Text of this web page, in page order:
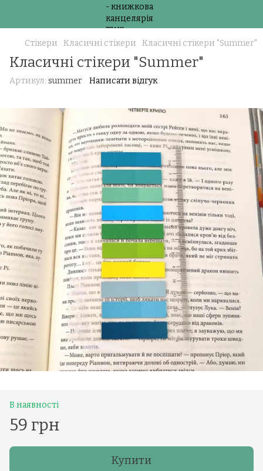
Стікери Класичні стікери Класичні стікери "Summer"
Класичні стікери "Summer"
Артикул: summer Написати відгук
В наявності
59 грн
Купити